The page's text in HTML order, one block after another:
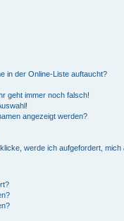
in der Online-Liste auftaucht?
geht immer noch falsch!
angezeigt werden?
werde ich aufgefordert, mich